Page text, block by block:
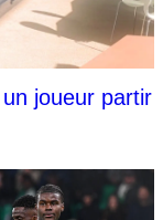
joueur partir